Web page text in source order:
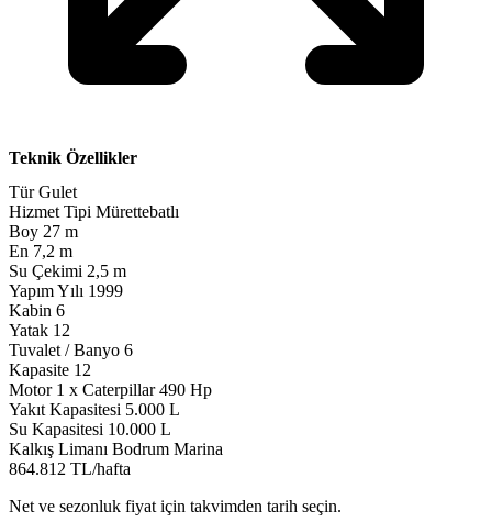
Teknik Özellikler
Tür Gulet
Hizmet Tipi Mürettebatlı
Boy 27 m
En 7,2 m
Su Çekimi 2,5 m
Yapım Yılı 1999
Kabin 6
Yatak 12
Tuvalet / Banyo 6
Kapasite 12
Motor 1 x Caterpillar 490 Hp
Yakıt Kapasitesi 5.000 L
Su Kapasitesi 10.000 L
Kalkış Limanı Bodrum Marina
864.812 TL/hafta
Net ve sezonluk fiyat için takvimden tarih seçin.